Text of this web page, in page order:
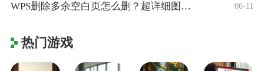
WPS删除多余空白页怎么删？超详细图文教 06-11
热门游戏